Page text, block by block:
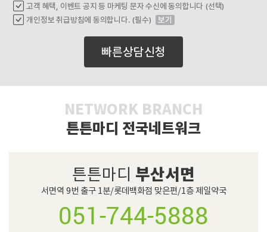
고객 혜택, 이벤트 공지 등 마케팅 문자 수신에 동의합니다 (선택)
개인정보 취급방침에 동의합니다. (필수)
보기
빠른상담신청
NETWORK BRANCH
튼튼마디 전국네트워크
튼튼마디 부산서면
서면역 9번 출구 1분/롯데백화점 맞은편/1층 제일약국
051-744-5888